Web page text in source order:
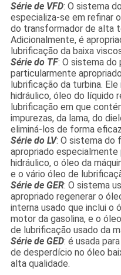
Série de VFD: O sistema
especializa-se em refinar
do transformador de alta
Adicionalmente, é
lubrificação da baixa
Série do TF: O sistema do
particularmente
lubrificação da turbina.
hidráulico, óleo do líquido
lubrificação em que
impurezas, da lama, do
eliminá-los de forma
Série do LV: O sistema do
apropriado especialmente
hidráulico, o óleo da
e o vário óleo de
Série de GER: O sistema
apropriado regenerar o
interna usado que inclui o
motor da gasolina, e o
de lubrificação usado da
Série de GED: é usada
de desperdício no óleo
alta qualidade.